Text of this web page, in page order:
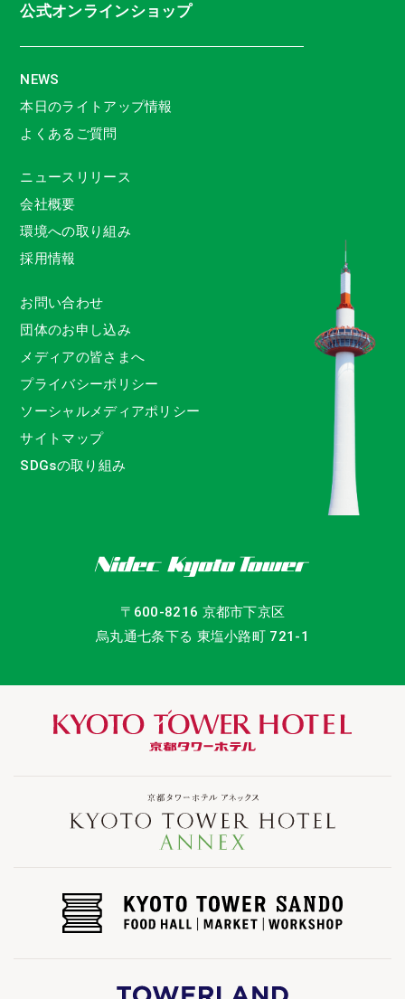
公式オンラインショップ
NEWS
本日のライトアップ情報
よくあるご質問
ニュースリリース
会社概要
環境への取り組み
採用情報
お問い合わせ
団体のお申し込み
メディアの皆さまへ
プライバシーポリシー
ソーシャルメディアポリシー
サイトマップ
SDGsの取り組み
〒600-8216 京都市下京区
烏丸通七条下る 東塩小路町 721-1